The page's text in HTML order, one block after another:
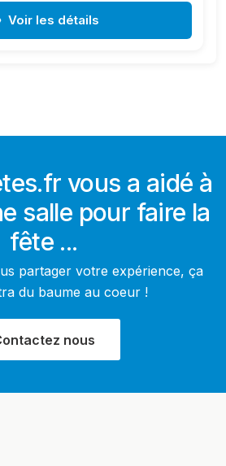
Voir les détails
vous a aidé à
salle pour faire la
fête ...
partager votre expérience, ça
du baume au coeur !
nous